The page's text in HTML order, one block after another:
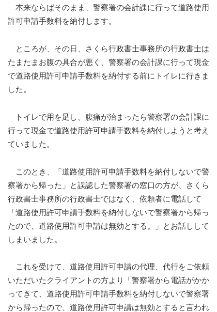
本来ならばそのまま、警察署の会計課に行って道路使用
許可申請手数料を納付します。
ところが、その日、さくら行政書士事務所の行政書士は
たまたまお腹の具合が悪く、警察署の会計課に行って現金
で道路使用許可申請手数料を納付する前にトイレに行きま
した。
トイレで用を足し、腹痛が治まったら警察署の会計課に
行って現金で道路使用許可申請手数料を納付しようと考え
ていました。
このとき、「道路使用許可申請手数料を納付しないで警
察署から帰った」と誤認した警察署の窓口の方が、さくら
行政書士事務所の行政書士ではなく、依頼者に電話して
「道路使用許可申請手数料を納付しないで警察署から帰っ
たので、道路使用許可申請は無効とする。」とお話しして
しまいました。
これを受けて、道路使用許可申請の代理、代行をご依頼
いただいたクライアントの方より「警察署から電話がかか
ってきて、道路使用許可申請手数料を納付しないで警察署
から帰ったので、道路使用許可申請は無効とすると言われ